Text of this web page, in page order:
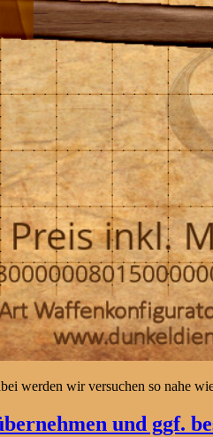
werden wir versuchen so nahe
und ggf.